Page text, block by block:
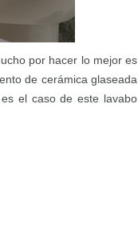
por hacer lo mejor es
de cerámica glaseada
el caso de este lavabo